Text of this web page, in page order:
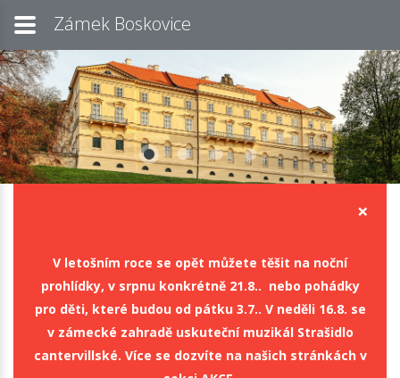
Zámek Boskovice
×
V letošním roce se opět můžete těšit na noční
prohlídky, v srpnu konkrétně 21.8.. nebo pohádky
pro děti, které budou od pátku 3.7.. V neděli 16.8. se
v zámecké zahradě uskuteční muzikál Strašidlo
cantervillské. Více se dozvíte na našich stránkách v